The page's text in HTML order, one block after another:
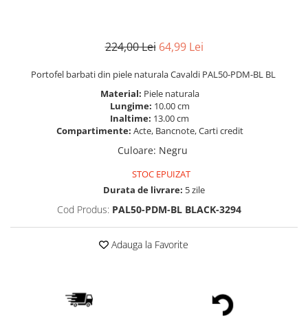
224,00 Lei 64,99 Lei
Portofel barbati din piele naturala Cavaldi PAL50-PDM-BL BL
Material: Piele naturala
Lungime: 10.00 cm
Inaltime: 13.00 cm
Compartimente: Acte, Bancnote, Carti credit
Culoare: Negru
STOC EPUIZAT
Durata de livrare: 5 zile
Cod Produs: PAL50-PDM-BL BLACK-3294
Adauga la Favorite